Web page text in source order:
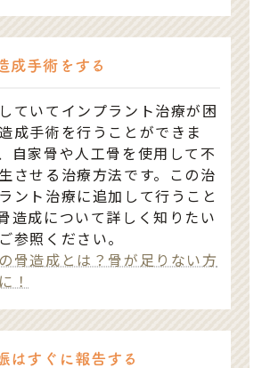
手術をする
ていてインプラント治療が困
成手術を行うことができま
自家骨や人工骨を使用して不
させる治療方法です。この治
ント治療に追加して行うこと
造成について詳しく知りたい
参照ください。
骨造成とは？骨が足りない方
！
すぐに報告する